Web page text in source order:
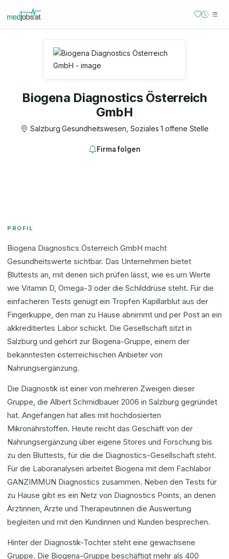
Biogena Diagnostics Österreich
GmbH
Salzburg·Gesundheitswesen, Soziales·1 offene Stelle
Firma folgen
PROFIL
Biogena Diagnostics Österreich GmbH macht
Gesundheitswerte sichtbar. Das Unternehmen bietet
Bluttests an, mit denen sich prüfen lässt, wie es um Werte
wie Vitamin D, Omega-3 oder die Schilddrüse steht. Für die
einfacheren Tests genügt ein Tropfen Kapillarblut aus der
Fingerkuppe, den man zu Hause abnimmt und per Post an ein
akkreditiertes Labor schickt. Die Gesellschaft sitzt in
Salzburg und gehört zur Biogena-Gruppe, einem der
bekanntesten österreichischen Anbieter von
Nahrungsergänzung.
Die Diagnostik ist einer von mehreren Zweigen dieser
Gruppe, die Albert Schmidbauer 2006 in Salzburg gegründet
hat. Angefangen hat alles mit hochdosierten
Mikronährstoffen. Heute reicht das Geschäft von der
Nahrungsergänzung über eigene Stores und Forschung bis
zu den Bluttests, für die die Diagnostics-Gesellschaft steht.
Für die Laboranalysen arbeitet Biogena mit dem Fachlabor
GANZIMMUN Diagnostics zusammen. Neben den Tests für
zu Hause gibt es ein Netz von Diagnostics Points, an denen
Ärztinnen, Ärzte und Therapeutinnen die Auswertung
begleiten und mit den Kundinnen und Kunden besprechen.
Hinter der Diagnostik-Tochter steht eine gewachsene
Gruppe. Die Biogena-Gruppe beschäftigt mehr als 400